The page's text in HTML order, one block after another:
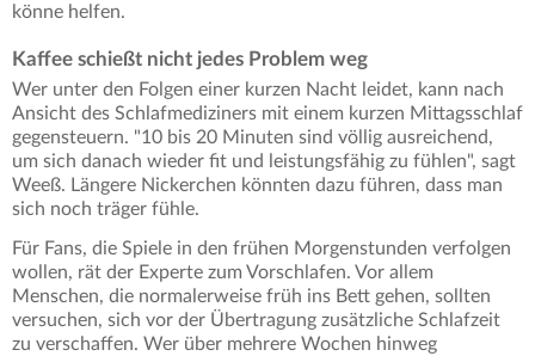
könne helfen.
Kaffee schießt nicht jedes Problem weg
Wer unter den Folgen einer kurzen Nacht leidet, kann nach
Ansicht des Schlafmediziners mit einem kurzen Mittagsschlaf
gegensteuern. "10 bis 20 Minuten sind völlig ausreichend,
um sich danach wieder fit und leistungsfähig zu fühlen", sagt
Weeß. Längere Nickerchen könnten dazu führen, dass man
sich noch träger fühle.
Für Fans, die Spiele in den frühen Morgenstunden verfolgen
wollen, rät der Experte zum Vorschlafen. Vor allem
Menschen, die normalerweise früh ins Bett gehen, sollten
versuchen, sich vor der Übertragung zusätzliche Schlafzeit
zu verschaffen. Wer über mehrere Wochen hinweg